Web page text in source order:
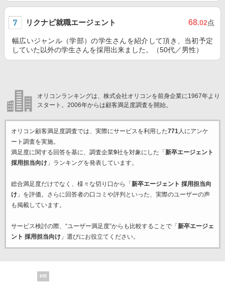
リクナビ就職エージェント 68.02点
幅広いジャンル（学部）の学生さんを紹介して頂き、当初予定
していた以外の学生さんを採用出来ました。（50代／男性）
オリコンランキングは、株式会社オリコンを前身企業に1967年より
スタート。2006年からは顧客満足度調査を開始。
オリコン顧客満足度調査では、実際にサービスを利用した771人にアンケ
ート調査を実施。
満足度に関する回答を基に、調査企業9社を対象にした「 新卒エージェント
採用担当向け」ランキングを発表しています。
総合満足度だけでなく、様々な切り口から「 新卒エージェント 採用担当向
け」を評価。さらに回答者の口コミや評判といった、実際のユーザーの声
も掲載しています。
サービス検討の際、“ユーザー満足度”からも比較することで「 新卒エージェ
ント 採用担当向け」選びにお役立てください。
PR